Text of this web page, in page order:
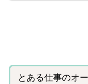
とある仕事のオ